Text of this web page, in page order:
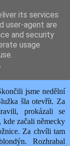
jsme nedělní
šla otevřít. Za
prokázali se
kde začali německy
Za chvíli tam
Rozhrabal
its services
user-agent are
and security
usage